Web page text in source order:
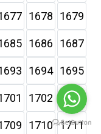
1678 1679
1686 1687
1694 1695
1702 1703
1710 1711